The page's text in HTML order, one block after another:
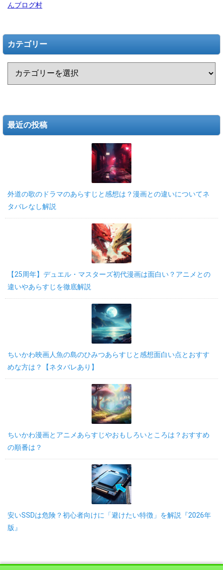
んブログ村
カテゴリー
最近の投稿
外道の歌のドラマのあらすじと感想は？漫画との違いについてネ
タバレなし解説
【25周年】デュエル・マスターズ初代漫画は面白い？アニメとの
違いやあらすじを徹底解説
ちいかわ映画人魚の島のひみつあらすじと感想面白い点とおすす
めな方は？【ネタバレあり】
ちいかわ漫画とアニメあらすじやおもしろいところは？おすすめ
の順番は？
安いSSDは危険？初心者向けに「避けたい特徴」を解説『2026年
版』